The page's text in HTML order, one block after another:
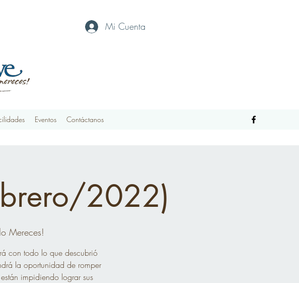
Mi Cuenta
Eventos Contáctanos
2022)
Mereces!
con todo lo que descubrió
la oportunidad de romper
impidiendo lograr sus